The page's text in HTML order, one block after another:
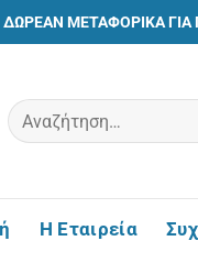
ΔΩΡΕΑΝ ΜΕΤΑΦΟΡΙΚΑ ΓΙΑ
Αναζήτηση
για:
Η Εταιρεία